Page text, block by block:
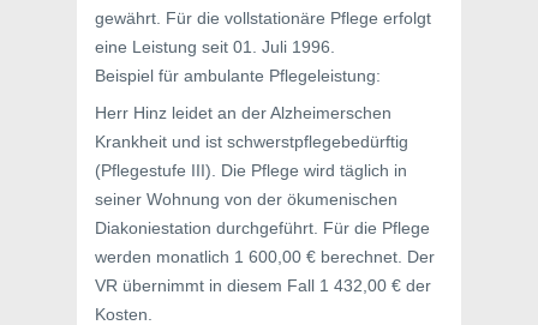
gewährt. Für die vollstationäre Pflege erfolgt
eine Leistung seit 01. Juli 1996.
Beispiel für ambulante Pflegeleistung:
Herr Hinz leidet an der Alzheimerschen
Krankheit und ist schwerstpflegebedürftig
(Pflegestufe III). Die Pflege wird täglich in
seiner Wohnung von der ökumenischen
Diakoniestation durchgeführt. Für die Pflege
werden monatlich 1 600,00 € berechnet. Der
VR übernimmt in diesem Fall 1 432,00 € der
Kosten.